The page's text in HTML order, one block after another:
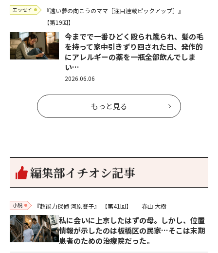
エッセイ
『遠い夢の向こうのママ［注目連載ピックアップ］』
【第19回】
今までで一番ひどく殴られ蹴られ、髪の毛
を持って家中引きずり回された日、発作的
にアレルギーの薬を一瓶全部飲んでしま
い…
2026.06.06
もっと見る
編集部イチオシ記事
小説 『超能力探偵 河原賽子』 【第41回】 春山 大樹
私に会いに上京したはずの母。しかし、位置
情報が示したのは板橋区の民家…そこは末期
患者のための治療院だった。